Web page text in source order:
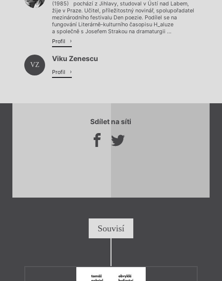
(1985) pochází z Jihlavy, studoval v Ústí nad Labem,
žije v Praze. Učitel, příležitostný novinář, spolupořadatel
mezinárodního festivalu Den poezie. Podílel se na
fungování Literárně-kulturního časopisu H_aluze
a společně s Josefem Strakou na dramaturgii ...
Profil
VZ
Viku Zenescu
Profil
Sdílet na síti
Souvisí